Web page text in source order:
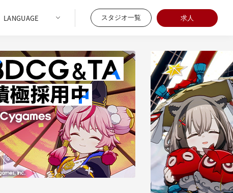
スタジオ一覧 求人